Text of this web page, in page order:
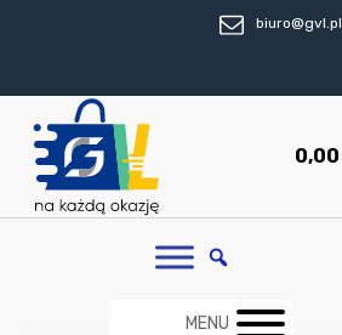
biuro@gvl.pl
0,00
MENU